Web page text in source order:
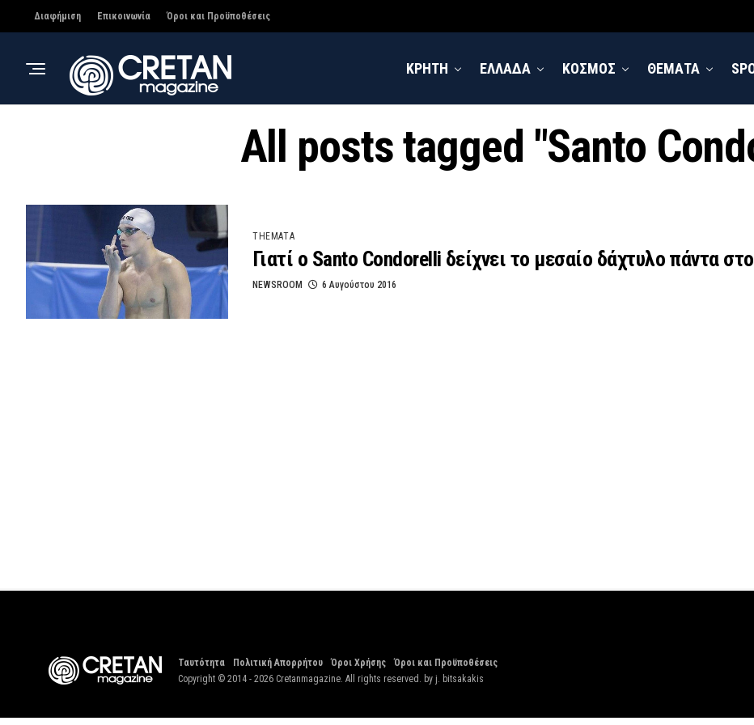
Διαφήμιση Επικοινωνία Όροι και Προϋποθέσεις
ΚΡΗΤΗ ΕΛΛΑΔΑ ΚΟΣΜΟΣ ΘΕΜΑΤΑ
All posts tagged "Santo
THEMATA
Γιατί ο Santo Condorelli δείχνει το μεσαίο δάχτυλο πάντα
NEWSROOM 6 Αυγούστου 2016
Ταυτότητα Πολιτική Απορρήτου Όροι Χρήσης
Όροι και Προϋποθέσεις
Copyright © 2014 - 2026 Cretanmagazine. All rights reserved. by j. bitsakakis